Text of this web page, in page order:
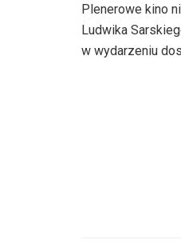
Plenerowe kino
Ludwika
w wydarzeniu